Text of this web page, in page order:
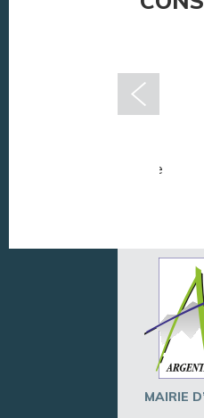
Léger - André Mare
MAIRIE